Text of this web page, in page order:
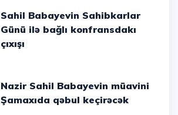
Sahil Babayevin Sahibkarlar
Günü ilə bağlı konfransdakı
çıxışı
Nazir Sahil Babayevin müavini
Şamaxıda qəbul keçirəcək